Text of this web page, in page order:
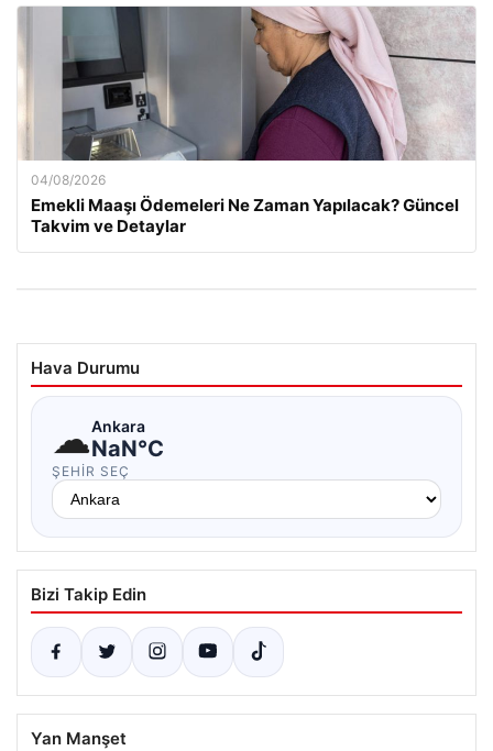
04/08/2026
Emekli Maaşı Ödemeleri Ne Zaman Yapılacak? Güncel
Takvim ve Detaylar
Hava Durumu
☁Ankara
NaN°C
ŞEHIR SEÇ
Bizi Takip Edin
Yan Manşet